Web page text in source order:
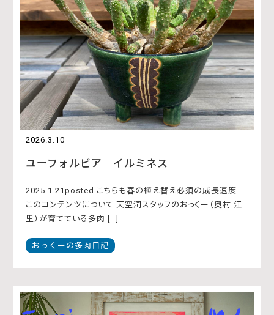
2026.3.10
ユーフォルビア イルミネス
2025.1.21posted こちらも春の植え替え必須の成長速度
このコンテンツについて 天空洞スタッフのおっくー（奥村 江
里）が育てている多肉 […]
おっくーの多肉日記